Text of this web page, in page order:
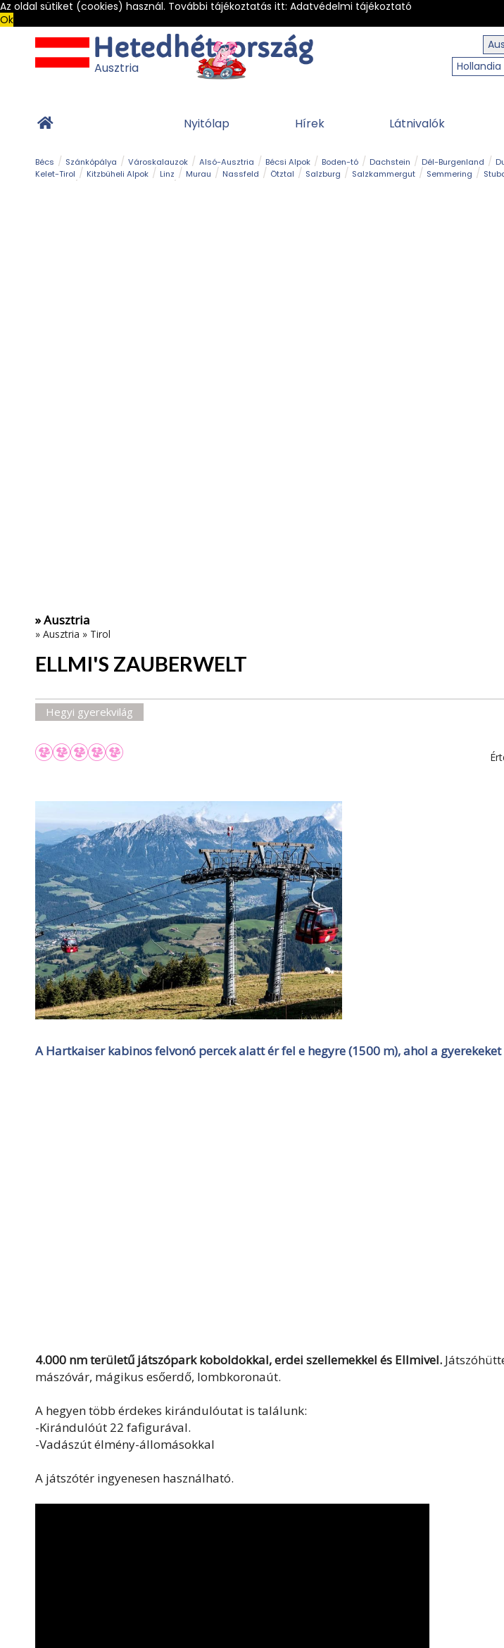
Az oldal sütiket (cookies) használ. További tájékoztatás itt: Adatvédelmi tájékoztató
Ok
Hollandia
Ausztria
Nyitólap Hírek Látnivalók
Bécs Szánkópálya Városkalauzok Alsó-Ausztria Bécsi Alpok Boden-tó Dachstein Dél-Burgenland
Kelet-Tirol
Kitzbüheli Alpok Linz Murau Nassfeld Ötztal Salzburg Salzkammergut Semmering
» Ausztria
» Ausztria » Tirol
ELLMI'S ZAUBERWELT
Hegyi gyerekvilág
A Hartkaiser kabinos felvonó percek alatt ér fel e hegyre (1500 m), ahol a
4.000 nm területű játszópark koboldokkal, erdei szellemekkel és Ellmivel.
mászóvár, mágikus esőerdő, lombkoronaút.
A hegyen több érdekes kirándulóutat is találunk:
-Kirándulóút 22 fafigurával.
-Vadászút élmény-állomásokkal
A játszótér ingyenesen használható.